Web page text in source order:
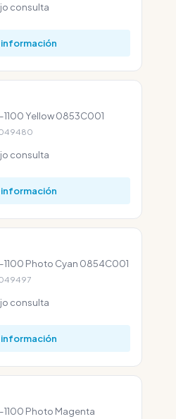
consulta
información
1100 Yellow 0853C001
consulta
información
1100 Photo Cyan 0854C001
consulta
información
1100 Photo Magenta